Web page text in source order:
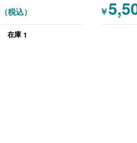
（税込）
在庫 1
ングチ
￥